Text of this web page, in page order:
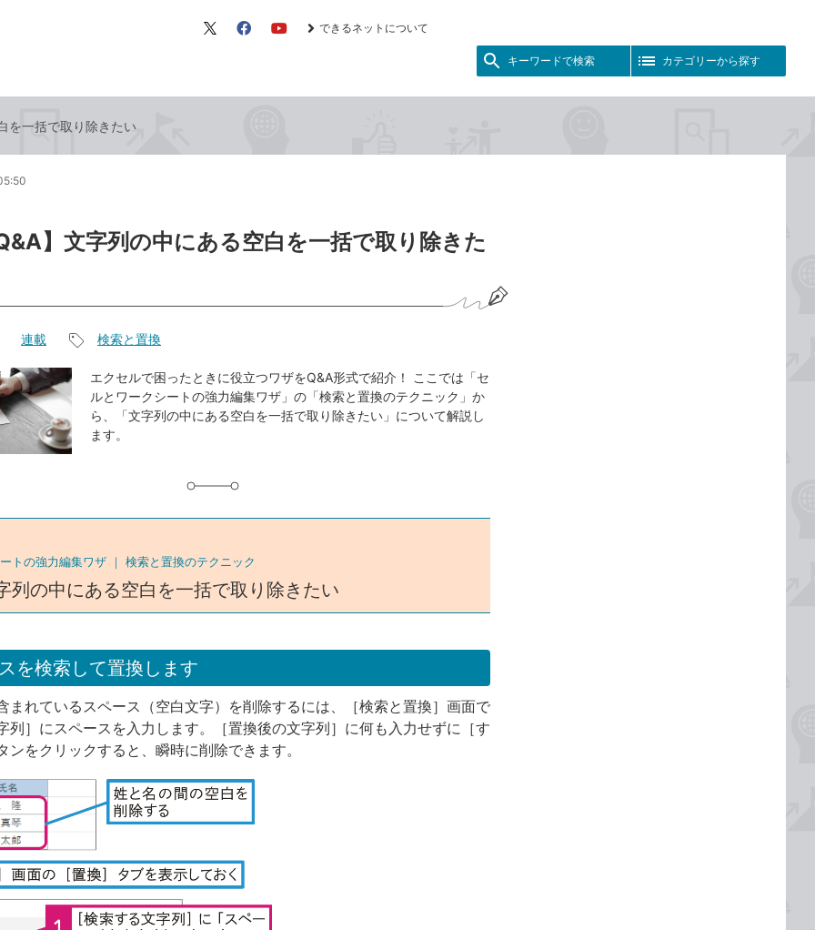
X（旧 FacebookYouTube
できるネットについて
キーワードで検索 カテゴリーから探す
を一括で取り除きたい
】文字列の中にある空白を一括で取り除きた
連載
事
タ
グ
検索と置換
エクセルで困ったときに役立つワザをQ&A形式で紹介！ ここでは「セ
ルとワークシートの強力編集ワザ」の「検索と置換のテクニック」か
ら、「文字列の中にある空白を一括で取り除きたい」について解説し
ます。
トの強力編集ワザ ｜ 検索と置換のテクニック
列の中にある空白を一括で取り除きたい
を検索して置換します
まれているスペース（空白文字）を削除するには、［検索と置換］画面で
列］にスペースを入力します。［置換後の文字列］に何も入力せずに［す
ンをクリックすると、瞬時に削除できます。